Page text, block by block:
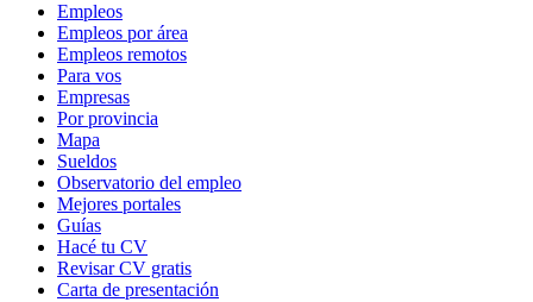
Empleos
Empleos por área
Empleos remotos
Para vos
Empresas
Por provincia
Mapa
Sueldos
Observatorio del empleo
Mejores portales
Guías
Hacé tu CV
Revisar CV gratis
Carta de presentación